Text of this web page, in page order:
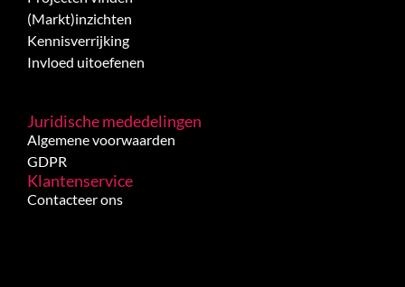
(Markt)inzichten
Kennisverrijking
Invloed uitoefenen
Juridische mededelingen
Algemene voorwaarden
GDPR
Klantenservice
Contacteer ons